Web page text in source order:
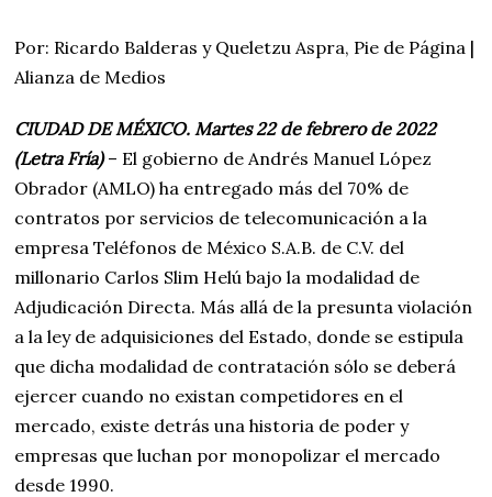
Por: Ricardo Balderas y Queletzu Aspra, Pie de Página |
Alianza de Medios
CIUDAD DE MÉXICO. Martes 22 de febrero de 2022
(Letra Fría)– El gobierno de Andrés Manuel López
Obrador (AMLO) ha entregado más del 70% de
contratos por servicios de telecomunicación a la
empresa Teléfonos de México S.A.B. de C.V. del
millonario Carlos Slim Helú bajo la modalidad de
Adjudicación Directa. Más allá de la presunta violación
a la ley de adquisiciones del Estado, donde se estipula
que dicha modalidad de contratación sólo se deberá
ejercer cuando no existan competidores en el
mercado, existe detrás una historia de poder y
empresas que luchan por monopolizar el mercado
desde 1990.